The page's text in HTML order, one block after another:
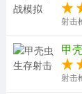
射击
甲
射击